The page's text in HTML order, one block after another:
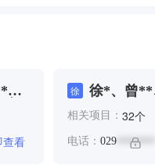
、
吴
查看
徐
徐*、曾
**、闫*
相关项目： 32个
电话： 029*******